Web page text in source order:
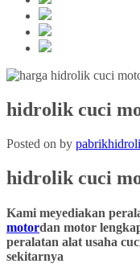
hidrolik cuci
Posted on by
hidrolik cuci
Kami meyediakan
motordan motor
peralatan alat usaha
sekitarnya